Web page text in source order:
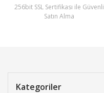
256bit SSL Sertifikası ile Güvenli
Satın Alma
Kategoriler